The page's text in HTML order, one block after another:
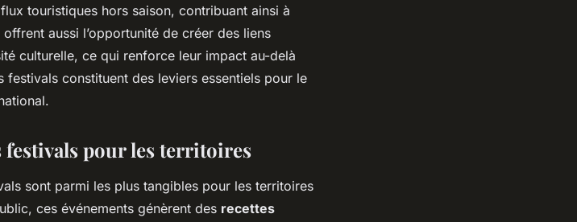
touristiques hors saison, contribuant ainsi à
aussi l’opportunité de créer des liens
culturelle, ce qui renforce leur impact au-delà
constituent des leviers essentiels pour le
festivals pour les territoires
sont parmi les plus tangibles pour les territoires
ces événements génèrent des recettes